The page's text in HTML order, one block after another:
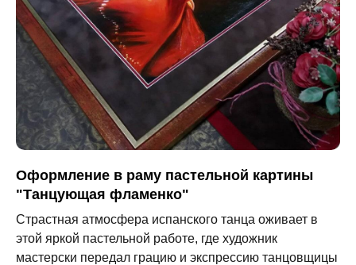
Оформление в раму пастельной картины
"Танцующая фламенко"
Страстная атмосфера испанского танца оживает в
этой яркой пастельной работе, где художник
мастерски передал грацию и экспрессию танцовщицы